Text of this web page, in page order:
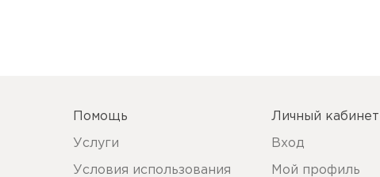
Помощь
Услуги
Условия использования
Личный кабинет
Вход
Мой профиль